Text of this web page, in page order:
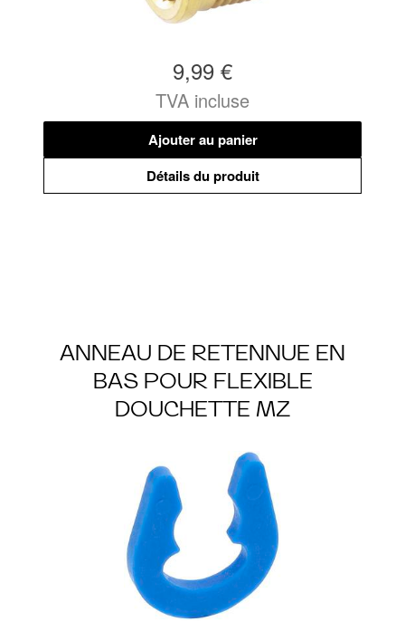
9,99 €
TVA incluse
Ajouter au panier
Détails du produit
ANNEAU DE RETENNUE EN
BAS POUR FLEXIBLE
DOUCHETTE MZ